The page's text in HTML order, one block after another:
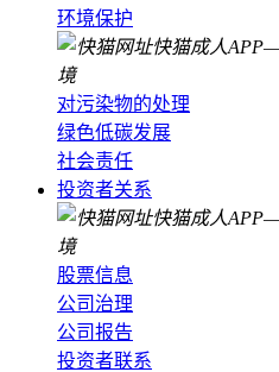
环境保护
对污染物的处理
绿色低碳发展
社会责任
投资者关系
股票信息
公司治理
公司报告
投资者联系